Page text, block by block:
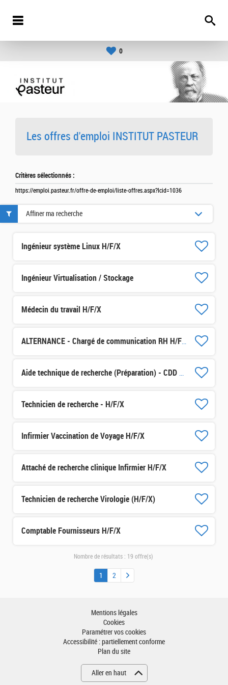
0
Les offres d'emploi INSTITUT PASTEUR
Critères sélectionnés :
https://emploi.pasteur.fr/offre-de-emploi/liste-offres.aspx?lcid=1036
Ingénieur système Linux H/F/X
Ingénieur Virtualisation / Stockage
Médecin du travail H/F/X
ALTERNANCE - Chargé de communication RH H/F/X
Aide technique de recherche (Préparation) - CDD 3 mois H/F/X
Technicien de recherche - H/F/X
Infirmier Vaccination de Voyage H/F/X
Attaché de recherche clinique Infirmier H/F/X
Technicien de recherche Virologie (H/F/X)
Comptable Fournisseurs H/F/X
Affiner ma recherche
Nombre de résultats : 19 offre(s)
1 2
Mentions légales
Cookies
Paramétrer vos cookies
Accessibilité : partiellement conforme
Plan du site
Aller en haut